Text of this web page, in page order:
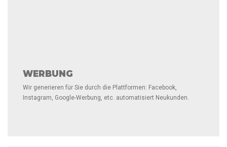
WERBUNG
Wir generieren für Sie durch die Plattformen: Facebook,
Instagram, Google-Werbung, etc. automatisiert Neukunden.